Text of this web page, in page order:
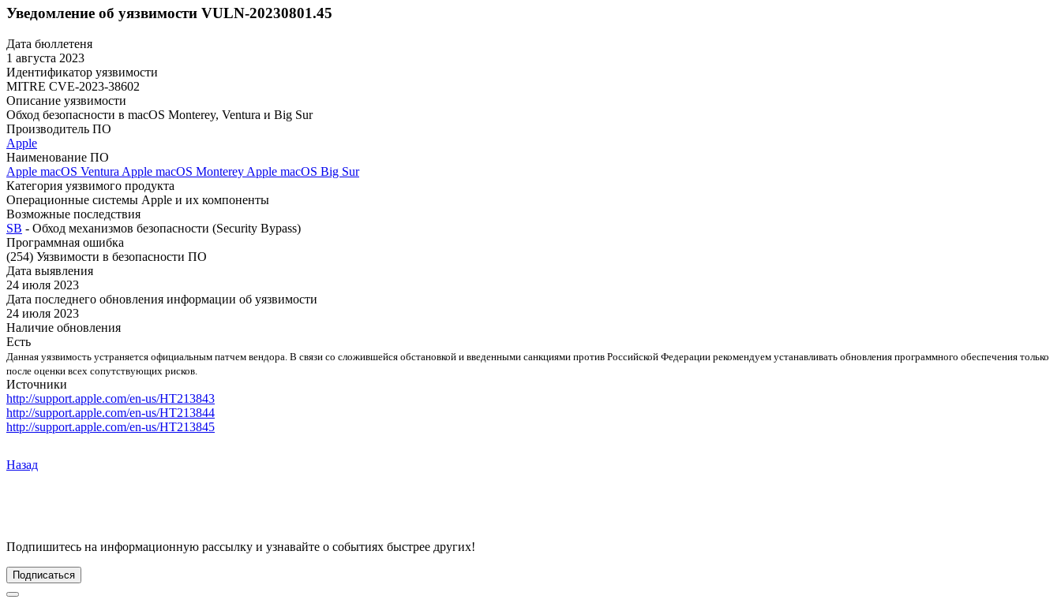
Уведомление об уязвимости VULN-20230801.45
Дата бюллетеня
1 августа 2023
Идентификатор уязвимости
MITRE CVE-2023-38602
Описание уязвимости
Обход безопасности в macOS Monterey, Ventura и Big Sur
Производитель ПО
Apple
Наименование ПО
Apple macOS Ventura Apple macOS Monterey Apple macOS Big Sur
Категория уязвимого продукта
Операционные системы Apple и их компоненты
Возможные последствия
SB - Обход механизмов безопасности (Security Bypass)
Программная ошибка
(254) Уязвимости в безопасности ПО
Дата выявления
24 июля 2023
Дата последнего обновления информации об уязвимости
24 июля 2023
Наличие обновления
Есть
Данная уязвимость устраняется официальным патчем вендора. В связи со сложившейся обстановкой и введенными санкциями против Российской Федерации рекомендуем устанавливать обновления программного обеспечения только
после оценки всех сопутствующих рисков.
Источники
http://support.apple.com/en-us/HT213843
http://support.apple.com/en-us/HT213844
http://support.apple.com/en-us/HT213845
Назад
Подпишитесь на информационную рассылку и узнавайте о событиях быстрее других!
Подписаться